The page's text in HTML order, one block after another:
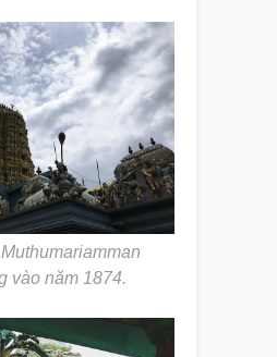
vào năm 1874.